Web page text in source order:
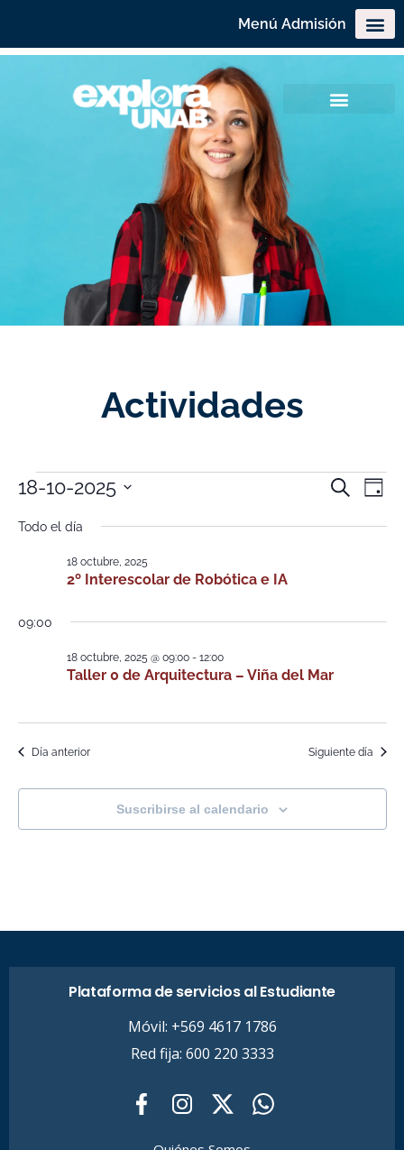
Menú Admisión
Actividades
de
vistas
Buscar
de
Día
18-10-2025
la
fecha.
Todo el día
2º Interescolar de Robótica e IA
18 octubre, 2025
09:00
Taller 0 de Arquitectura – Viña del Mar
18 octubre, 2025 @ 09:00- 12:00
Día anterior Siguiente día
Suscribirse al calendario